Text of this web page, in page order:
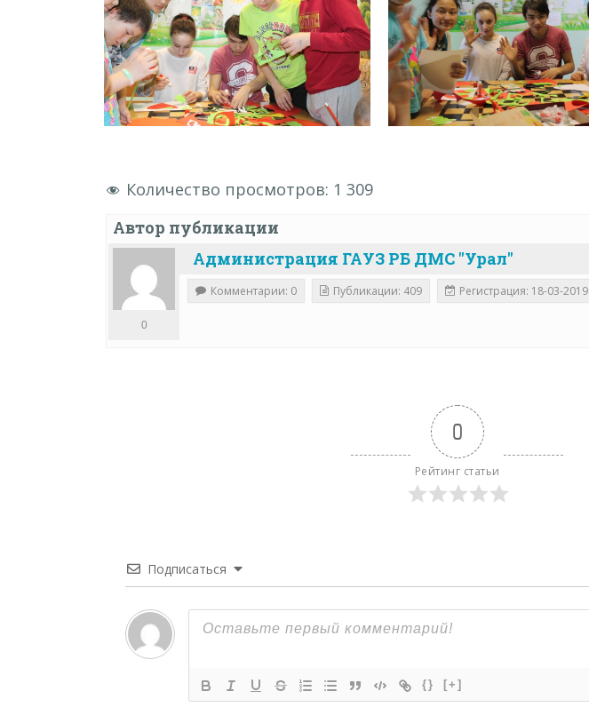
Количество просмотров: 1 309
Автор публикации
Администрация ГАУЗ РБ ДМС "Урал"
0
Комментарии: 0 Публикации: 409 Регистрация: 18-03-2019
0
Рейтинг статьи
Подписаться
{} [+]